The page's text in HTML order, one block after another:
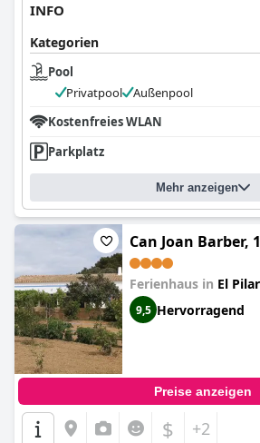
INFO
Kategorien
Pool
Privatpool
Außenpool
Kostenfreies WLAN
Parkplatz
Mehr anzeigen
Can Joan Barber, 1
Ferienhaus in El
9,5 Hervorragend
Preise anzeigen
$ +2